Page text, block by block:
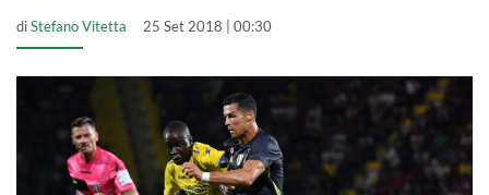
diStefano Vitetta 25 Set 2018 | 00:30